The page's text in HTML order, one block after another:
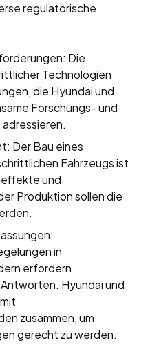
regulatorische
Die
Technologien
die Hyundai und
Forschungs- und
Der Bau eines
Fahrzeugs ist
und
Produktion sollen die
in
erfordern
Hyundai und
zusammen, um
gerecht zu werden.